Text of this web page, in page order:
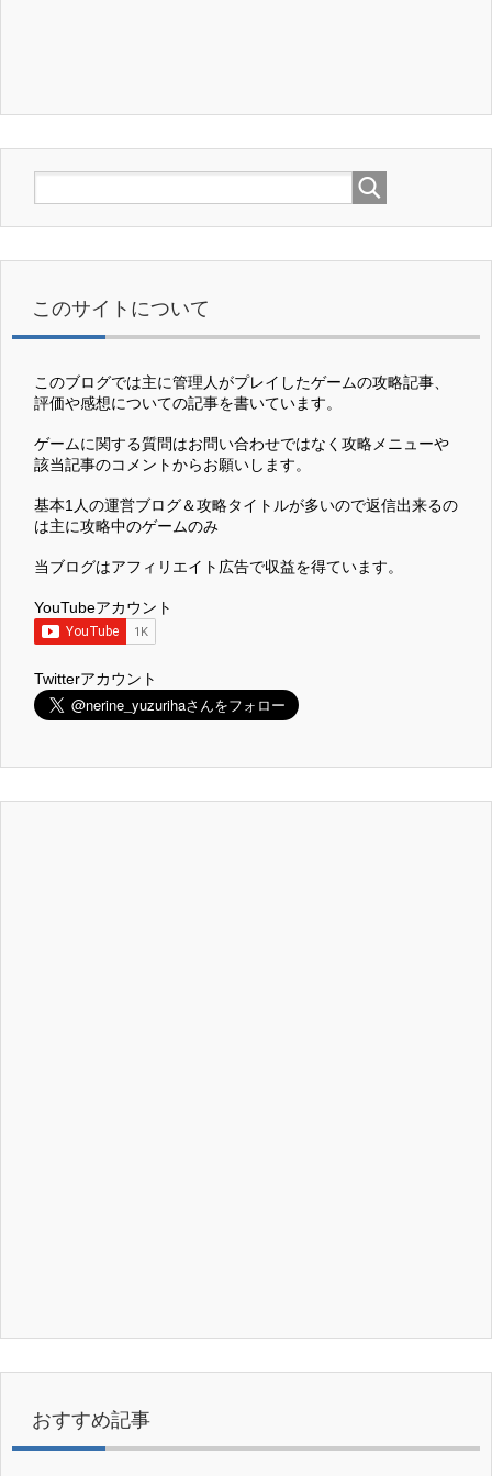
このサイトについて
このブログでは主に管理人がプレイしたゲームの攻略記事、
評価や感想についての記事を書いています。
ゲームに関する質問はお問い合わせではなく攻略メニューや
該当記事のコメントからお願いします。
基本1人の運営ブログ＆攻略タイトルが多いので返信出来るの
は主に攻略中のゲームのみ
当ブログはアフィリエイト広告で収益を得ています。
YouTubeアカウント
Twitterアカウント
おすすめ記事